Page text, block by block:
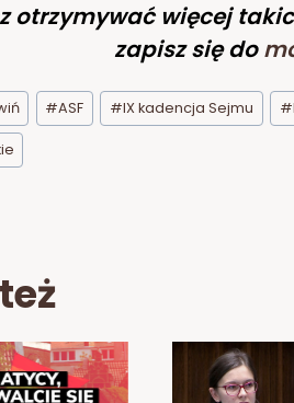
otrzymywać więcej
zapisz się do
#ASF #IX kadencja Sejmu #